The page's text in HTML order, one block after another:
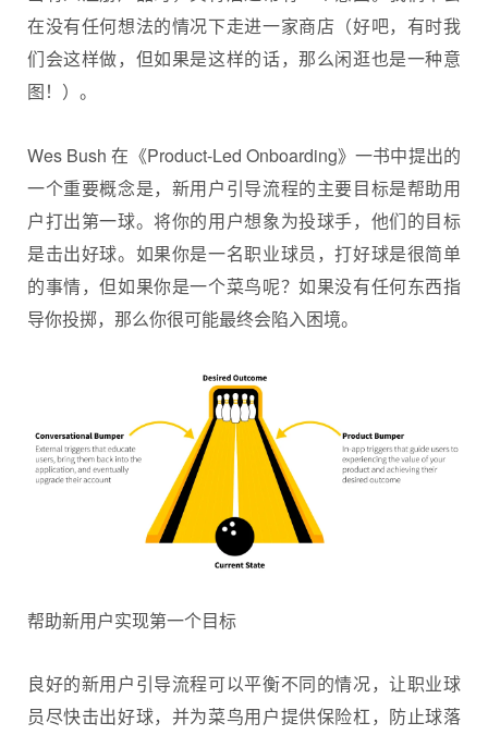
在没有任何想法的情况下走进一家商店（好吧，有时我
们会这样做，但如果是这样的话，那么闲逛也是一种意
图！）。
Wes Bush 在《Product-Led Onboarding》一书中提出的
一个重要概念是，新用户引导流程的主要目标是帮助用
户打出第一球。将你的用户想象为投球手，他们的目标
是击出好球。如果你是一名职业球员，打好球是很简单
的事情，但如果你是一个菜鸟呢？如果没有任何东西指
导你投掷，那么你很可能最终会陷入困境。
帮助新用户实现第一个目标
良好的新用户引导流程可以平衡不同的情况，让职业球
员尽快击出好球，并为菜鸟用户提供保险杠，防止球落